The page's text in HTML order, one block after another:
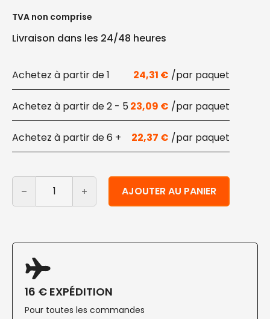
TVA non comprise
Livraison dans les 24/48 heures
1 24,31 €
2 - 5 23,09 €
6 + 22,37 €
quantité de Récipients alimentaires transparents
AJOUTER AU PANIER
Alternative:
16 € EXPÉDITION
Pour toutes les commandes